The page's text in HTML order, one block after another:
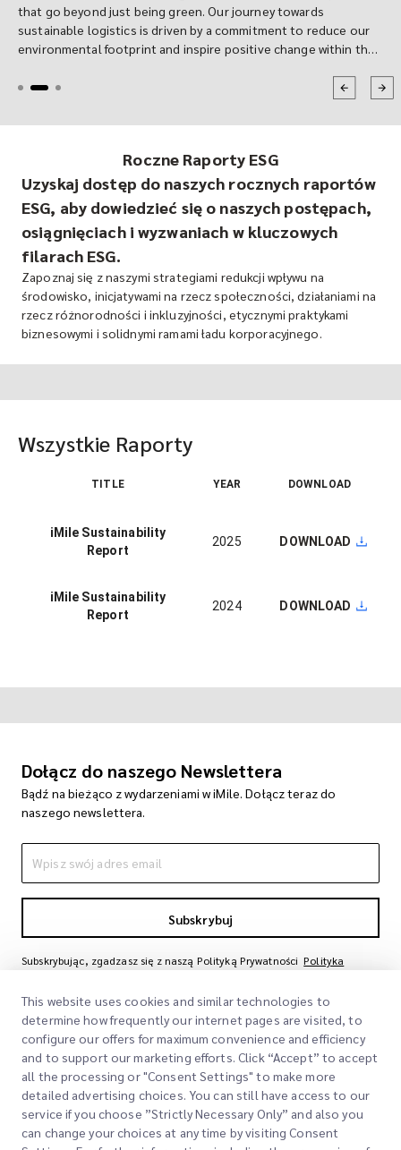
that go beyond just being green. Our journey towards
sustainable logistics is driven by a commitment to reduce our
environmental footprint and inspire positive change within the
sustainable packaging, but our efforts don't stop there. Let's
take you through our story of how we are redefining logistics
for a greener future.
Roczne Raporty ESG
Uzyskaj dostęp do naszych rocznych raportów
ESG, aby dowiedzieć się o naszych postępach,
osiągnięciach i wyzwaniach w kluczowych
filarach ESG.
Zapoznaj się z naszymi strategiami redukcji wpływu na
środowisko, inicjatywami na rzecz społeczności, działaniami na
rzecz różnorodności i inkluzyjności, etycznymi praktykami
biznesowymi i solidnymi ramami ładu korporacyjnego.
Wszystkie Raporty
TITLE YEAR DOWNLOAD
iMile Sustainability
Report
2025 DOWNLOAD
iMile Sustainability
Report
2024 DOWNLOAD
Dołącz do naszego Newslettera
Bądź na bieżąco z wydarzeniami w iMile. Dołącz teraz do
naszego newslettera.
Subskrybuj
Subskrybując, zgadzasz się z naszą Polityką Prywatności Polityka
This website uses cookies and similar technologies to
determine how frequently our internet pages are visited, to
configure our offers for maximum convenience and efficiency
and to support our marketing efforts. Click “Accept” to accept
all the processing or "Consent Settings" to make more
detailed advertising choices. You can still have access to our
service if you choose ”Strictly Necessary Only” and also you
can change your choices at any time by visiting Consent